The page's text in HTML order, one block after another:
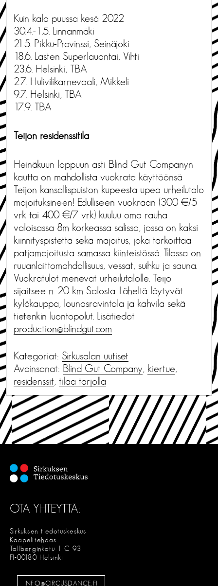
Kuin kala puussa kesä 2022
30.4.-1.5. Linnanmäki
21.5. Pikku-Provinssi, Seinäjoki
18.6. Lasten Superlauantai, Vihti
23.6. Helsinki, TBA
2.7. Hulivilikarnevaali, Mikkeli
9.7. Helsinki, TBA
17.9. TBA
Teijon residenssitila
Heinäkuun loppuun asti Blind Gut Companyn
kautta on mahdollista vuokrata käyttöönsä
Teijon kansallispuiston kupeesta upea urheilutalo
majoituksineen! Edulliseen vuokraan (300 €/5
vrk tai 400 €/7 vrk) kuuluu oma rauha
valoisassa 8m korkeassa salissa, jossa on kaksi
kiinnityspistettä sekä majoitus, joka tarkoittaa
patjamajoitusta samassa kiinteistössä. Tilassa on
ruuanlaittomahdollisuus, vessat, suihku ja sauna.
Vuokratulot menevät urheilutalolle. Teijo
sijaitsee n. 20 km Salosta. Läheltä löytyvät
kyläkauppa, lounasravintola ja kahvila sekä
tietenkin luontopolut. Lisätiedot
production@blindgut.com
Kategoriat: Sirkusalan uutiset
Avainsanat: Blind Gut Company, kiertue,
residenssit, tilaa tarjolla
OTA YHTEYTTÄ:
Sirkuksen tiedotuskeskus
Kaapelitehdas
Tallberginkatu 1 C 93
FI-00180 Helsinki
INFO@CIRCUSDANCE.FI